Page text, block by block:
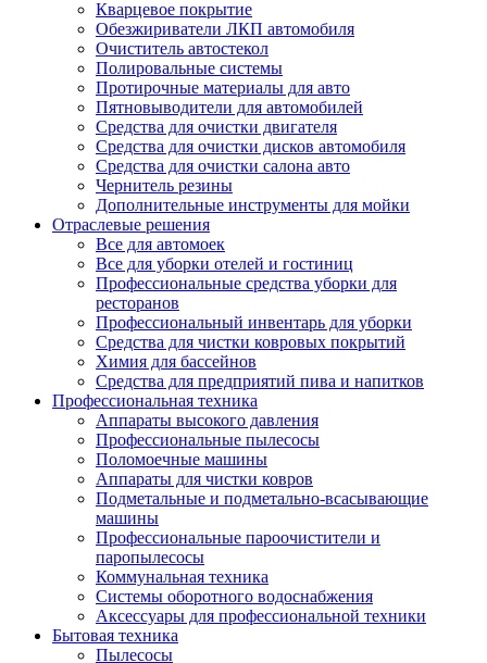
Кварцевое покрытие
Обезжириватели ЛКП автомобиля
Очиститель автостекол
Полировальные системы
Протирочные материалы для авто
Пятновыводители для автомобилей
Средства для очистки двигателя
Средства для очистки дисков автомобиля
Средства для очистки салона авто
Чернитель резины
Дополнительные инструменты для мойки
Отраслевые решения
Все для автомоек
Все для уборки отелей и гостиниц
Профессиональные средства уборки для
ресторанов
Профессиональный инвентарь для уборки
Средства для чистки ковровых покрытий
Химия для бассейнов
Cредства для предприятий пива и напитков
Профессиональная техника
Аппараты высокого давления
Профессиональные пылесосы
Поломоечные машины
Аппараты для чистки ковров
Подметальные и подметально-всасывающие
машины
Профессиональные пароочистители и
паропылесосы
Коммунальная техника
Системы оборотного водоснабжения
Аксессуары для профессиональной техники
Бытовая техника
Пылесосы